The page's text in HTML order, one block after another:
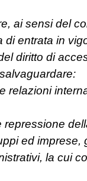
ai sensi del
entrata in
diritto di
relazioni
repressione
ed
la cui